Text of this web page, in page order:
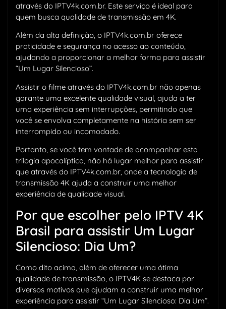
através do IPTV4k.com.br. Este serviço é ideal para
quem busca qualidade de transmissão em 4K.
Além da alta definição, o IPTV4k.com.br oferece
praticidade e segurança no acesso ao conteúdo,
ajudando a proporcionar a melhor forma para assistir
“Um Lugar Silencioso”.
Assistir o filme através do IPTV4k.com.br não apenas
garante uma excelente qualidade visual, ajuda a ter
uma experiência sem interrupções, permitindo que
você se envolva completamente na história sem ser
interrompido ou incomodado.
Portanto, se você tem vontade de acompanhar esta
trilogia apocalíptica, não há lugar melhor para assistir
que através do IPTV4k.com.br, onde a tecnologia de
transmissão 4K ajuda a construir uma melhor
experiência de qualidade visual.
Por que escolher pelo IPTV 4K
Brasil para assistir Um Lugar
Silencioso: Dia Um?
Como dito acima, além de oferecer uma ótima
qualidade de transmissão, o IPTV4K se destaca por
diversos motivos que ajudam a construir uma melhor
experiência para assistir “Um Lugar Silencioso: Dia Um”.